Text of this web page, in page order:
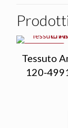
Tessuto
120-